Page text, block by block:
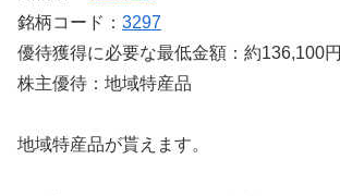
銘柄コード： 3297
優待獲得に必要な最低金額：約136,100円
株主優待：地域特産品
地域特産品が貰えます。